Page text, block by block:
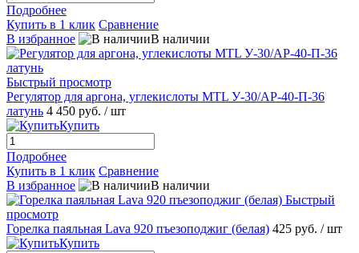
Подробнее
Купить в 1 клик Сравнение
В избранное
В наличии
Быстрый просмотр
Регулятор для аргона, углекислоты MTL У-30/АР-40-П-36
латунь 4 450 руб. / шт
Купить
Подробнее
Купить в 1 клик Сравнение
В избранное
В наличии
Быстрый
просмотр
Горелка паяльная Lava 920 пъезоподжиг (белая) 425 руб. / шт
Купить